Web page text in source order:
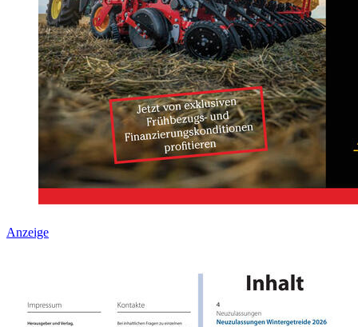
Anzeige